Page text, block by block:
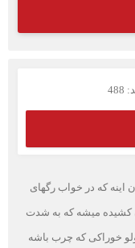
که دارن اینه که در خواب رگهای
کشیده میشه که به شدت
خوراکی که چرب باشه